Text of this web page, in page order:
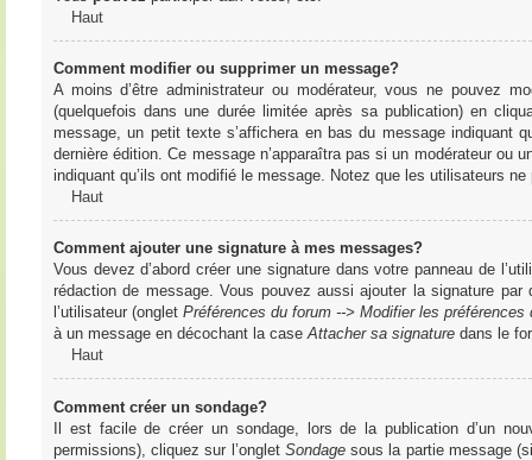
Haut
Comment modifier ou supprimer un message?
A moins d’être administrateur ou modérateur, vous ne pouvez
(quelquefois dans une durée limitée après sa publication) en
message, un petit texte s’affichera en bas du message indiquant
dernière édition. Ce message n’apparaîtra pas si un modérateur
indiquant qu’ils ont modifié le message. Notez que les utilisateurs
Haut
Comment ajouter une signature à mes messages?
Vous devez d’abord créer une signature dans votre panneau de
rédaction de message. Vous pouvez aussi ajouter la signature
l’utilisateur (onglet Préférences du forum --> Modifier les préférences
à un message en décochant la caseAttacher sa signaturedans le
Haut
Comment créer un sondage?
Il est facile de créer un sondage, lors de la publication d’un
permissions), cliquez sur l’onglet Sondagesous la partie message